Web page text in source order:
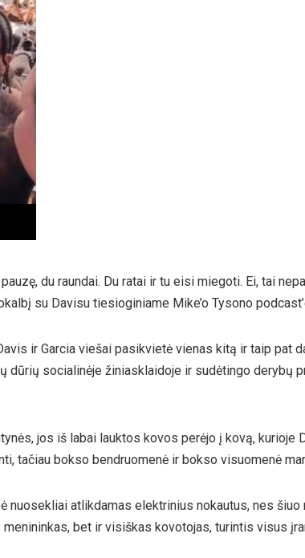
du raundai. Du ratai ir tu eisi miegoti. Ei, tai
su Davisu tiesioginiame Mike’o Tysono
ir Garcia viešai pasikvietė vienas kitą ir taip pat
dūrių socialinėje žiniasklaidoje ir sudėtingo derybų
jos iš labai lauktos kovos perėjo į kovą, kurioje
tačiau bokso bendruomenė ir bokso visuomenė
nuosekliai atlikdamas elektrinius nokautus, nes šiuo
bet ir visiškas kovotojas, turintis visus